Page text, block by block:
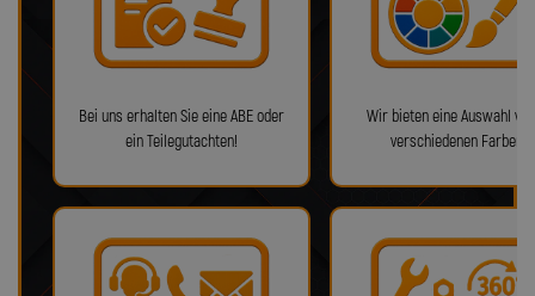
Bei uns erhalten Sie eine ABE oder
ein Teilegutachten!
Wir bieten eine Auswahl
verschiedenen Farben!